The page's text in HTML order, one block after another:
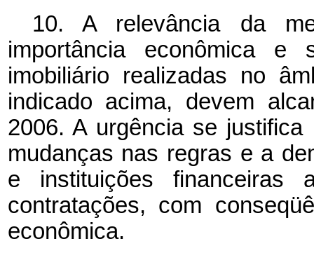
10. A relevância da
importância econômica e
imobiliário realizadas no
indicado acima, devem
2006. A urgência se
mudanças nas regras e a
e instituições
contratações, com
econômica.